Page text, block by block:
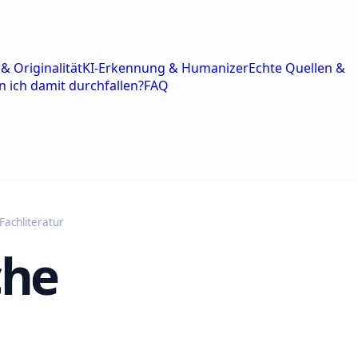
OriginalitätKI-Erkennung & HumanizerEchte Quellen &
ich damit durchfallen?FAQ